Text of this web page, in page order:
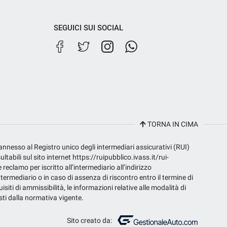
SEGUICI SUI SOCIAL
TORNA IN CIMA
al Registro unico degli intermediari assicurativi (RUI)
sul sito internet https://ruipubblico.ivass.it/rui-
per iscritto all’intermediario all’indirizzo
o in caso di assenza di riscontro entro il termine di
di ammissibilità, le informazioni relative alle modalità di
dalla normativa vigente.
Sito creato da: